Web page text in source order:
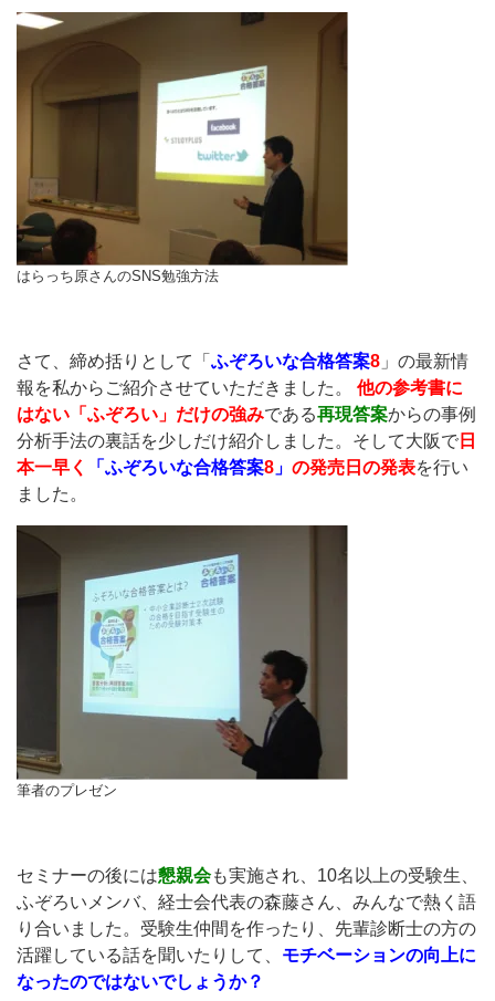
はらっち原さんのSNS勉強方法
さて、締め括りとして「 ふぞろいな合格答案8 」の最新情
報を私からご紹介させていただきました。 他の参考書に
はない「ふぞろい」だけの強みである再現答案からの事例
分析手法の裏話を少しだけ紹介しました。そして大阪で 日
本一早く
「ふぞろいな合格答案8 」 の発売日 の発表を行い
ました。
筆者のプレゼン
セミナーの後には懇親会も実施され、10名以上の受験生、
ふぞろいメンバ、経士会代表の森藤さん、みんなで熱く語
り合いました。受験生仲間を作ったり、先輩診断士の方の
活躍している話を聞いたりして、 モチベーションの向上に
なったのではないでしょうか？